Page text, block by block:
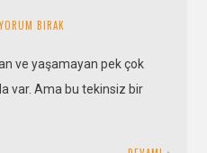
YORUM BIRAK
ve yaşamayan pek çok
var. Ama bu tekinsiz bir